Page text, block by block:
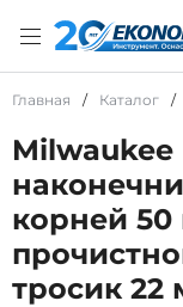
Главная / Каталог /
корней
тросик 22